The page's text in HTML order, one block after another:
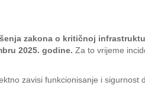
zakona o kritičnoj
2025. godine. Za to vrijeme
zavisi funkcionisanje i